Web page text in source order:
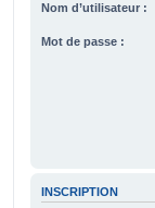
Nom d’utilisateur :
Mot de passe :
INSCRIPTION